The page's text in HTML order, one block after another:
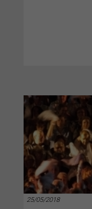
25/05/2018